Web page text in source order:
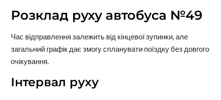
Розклад руху автобуса №49
Час відправлення залежить від кінцевої зупинки, але
загальний графік дає змогу спланувати поїздку без довгого
очікування.
Інтервал руху